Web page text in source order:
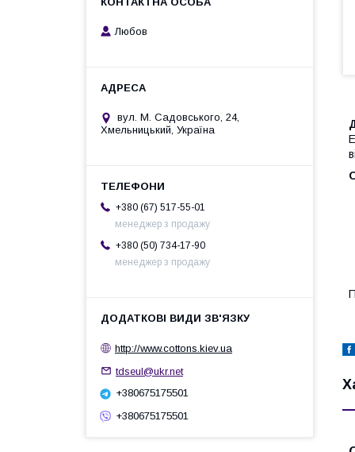
Любов
вул. М. Садовського, 24,
Хмельницький, Україна
+380 (67) 517-55-01
менеджер з продажу
+380 (50) 734-17-90
менеджер з продажу
http://www.cottons.kiev.ua
tdseul@ukr.net
+380675175501
+380675175501